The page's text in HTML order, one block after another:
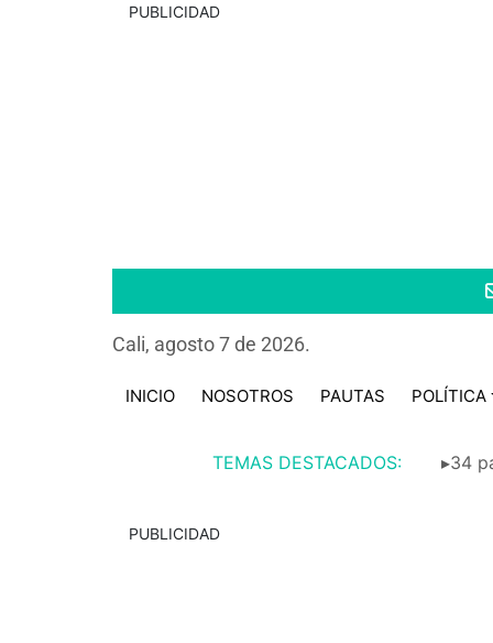
PUBLICIDAD
Cali, agosto 7 de 2026.
INICIO NOSOTROS PAUTAS POLÍTICA
TEMAS DESTACADOS: ▸34
PUBLICIDAD